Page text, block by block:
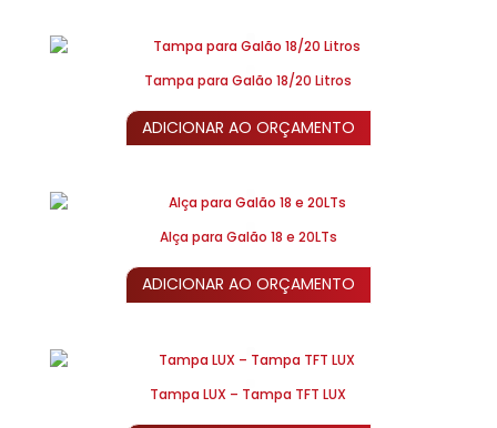
Tampa para Galão 18/20 Litros
ADICIONAR AO ORÇAMENTO
Alça para Galão 18 e 20LTs
ADICIONAR AO ORÇAMENTO
Tampa LUX – Tampa TFT LUX